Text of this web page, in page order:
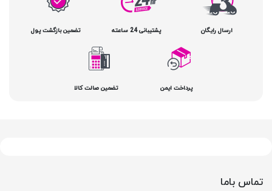
ارسال رایگان پشتیبانی 24 ساعته تضمین بازگشت پول
پرداخت ایمن تضمین صالت کالا
تماس باما